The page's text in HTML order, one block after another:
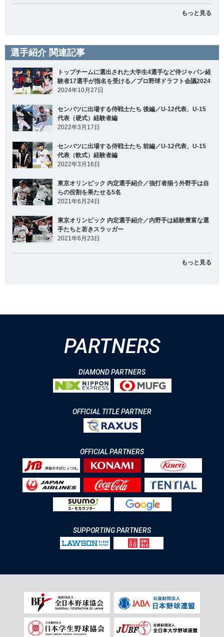
もっと見る
選手紹介 関連記事
トップチームに選出された大学生4選手など侍ジャパン経
験者17選手が指名を受ける／プロ野球ドラフト会議2024
2024年10月27日
センバツに出場する侍戦士たち 後編／U-12代表、U-15
代表（硬式）経験者編
2022年3月17日
センバツに出場する侍戦士たち 前編／U-12代表、U-15
代表（軟式）経験者編
2022年3月16日
東京オリンピック 内定選手紹介／強打者揃う外野手は自
らの役割を果たせる5名
2021年6月24日
東京オリンピック 内定選手紹介／内野手は経験豊富な選
手たちと若きスラッガー
2021年6月23日
もっと見る
PARTNERS
DIAMOND PARTNERS
OFFICIAL TITLE PARTNER
OFFICIAL PARTNERS
SUPPORTING PARTNERS